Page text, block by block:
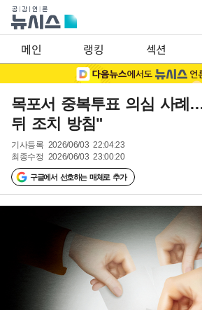
메인 랭킹 섹션
목포서 중복투표 의심 사례
뒤 조치 방침"
기사등록 2026/06/03 22:04:23
최종수정 2026/06/03 23:00:20
구글에서 선호하는 매체로 추가